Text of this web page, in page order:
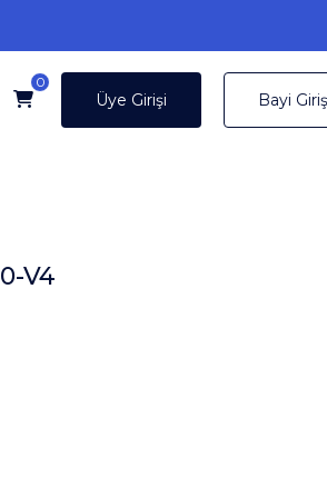
0
Üye Girişi Bayi
V4